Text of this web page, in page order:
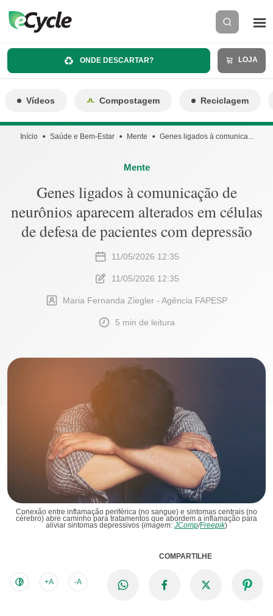
ONDE DESCARTAR? LOJA
Vídeos Compostagem Reciclagem
Início Saúde e Bem-Estar Mente Genes ligados à comunica...
Mente
Genes ligados à comunicação de
neurônios aparecem alterados em células
de defesa de pacientes com depressão
11/05/2026 12:35
11/05/2026 12:35
Maria Fernanda Ziegler - Agência FAPESP
5 min de leitura
Conexão entre inflamação periférica (no sangue) e sintomas centrais (no
cérebro) abre caminho para tratamentos que abordem a inflamação para
aliviar sintomas depressivos (imagem: JComp/Freepik)
+A -A
COMPARTILHE